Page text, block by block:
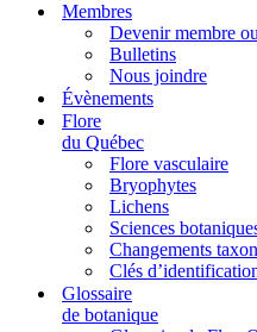
Membres
Devenir membre
Bulletins
Nous joindre
Évènements
Flore
du Québec
Flore vasculaire
Bryophytes
Lichens
Sciences
Changements
Clés
Glossaire
de botanique